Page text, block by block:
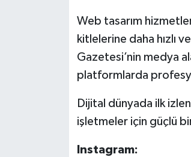
Web tasarım
kitlelerine daha hızlı
Gazetesi’nin medya
platformlarda
Dijital dünyada ilk
işletmeler için güçlü bir
Instagram: